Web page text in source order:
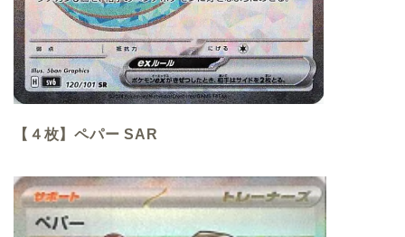
【４枚】ペパー SAR